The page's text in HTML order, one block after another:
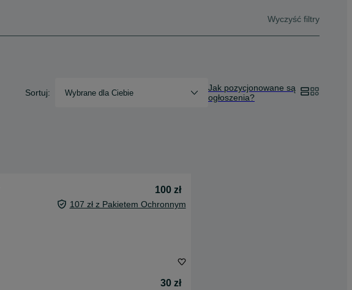
Wyczyść filtry
Sortuj: Wybrane dla Ciebie
Jak pozycjonowane są
ogłoszenia?
100 zł
107 zł z Pakietem Ochronnym
30 zł